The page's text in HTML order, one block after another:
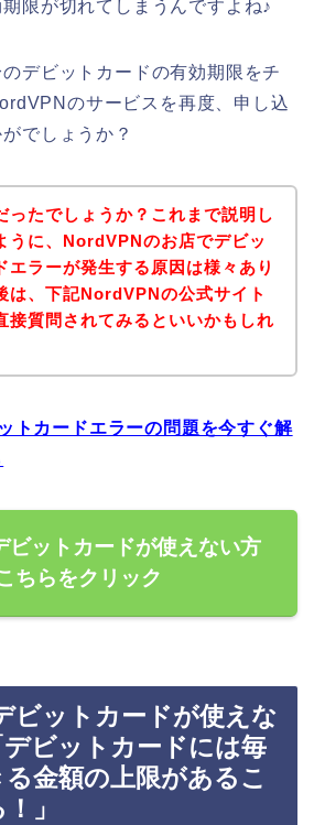
限が切れてしまうんですよね♪
デビットカードの有効期限をチ
のサービスを再度、申し込
でしょうか？
ったでしょうか？これまで説明し
うに、NordVPNのお店でデビッ
エラーが発生する原因は様々あり
は、下記NordVPNの公式サイト
接質問されてみるといいかもしれ
トカードエラーの問題を今すぐ解
ビットカードが使えない方
ちらをクリック
ビットカードが使えな
ビットカードには毎
金額の上限があるこ
」